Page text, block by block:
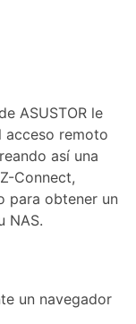
ASUSTOR le
acceso remoto
así una
Connect,
para obtener un
NAS.
un navegador